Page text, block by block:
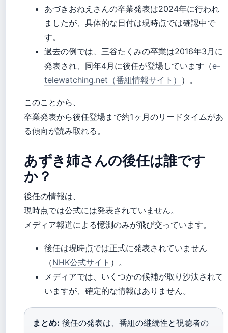
あづきおねえさんの卒業発表は2024年に行われ
ましたが、具体的な日付は現時点では確認中で
す。
過去の例では、三谷たくみの卒業は2016年3月に
発表され、同年4月に後任が登場しています（e-
telewatching.net（番組情報サイト） ）。
このことから、
卒業発表から後任登場まで約1ヶ月のリードタイムがあ
る傾向が読み取れる。
あずき姉さんの後任は誰です
か？
後任の情報は、
現時点では公式には発表されていません。
メディア報道による憶測のみが飛び交っています。
後任は現時点では正式に発表されていません
（NHK公式サイト ）。
メディアでは、いくつかの候補が取り沙汰されて
いますが、確定的な情報はありません。
まとめ: 後任の発表は、番組の継続性と視聴者の